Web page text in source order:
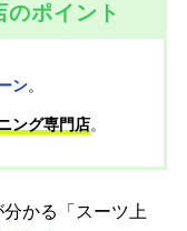
ポイント
ン。
ング専門店。
分かる「スーツ上